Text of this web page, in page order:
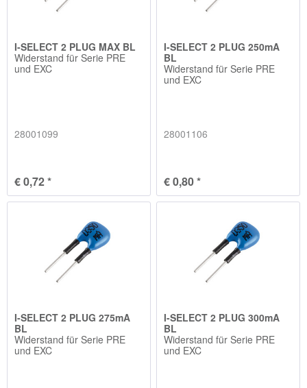
I-SELECT 2 PLUG MAX BL
Widerstand für Serie PRE
und EXC
28001099
€ 0,72 *
I-SELECT 2 PLUG 250mA
BL
Widerstand für Serie PRE
und EXC
28001106
€ 0,80 *
I-SELECT 2 PLUG 275mA
BL
Widerstand für Serie PRE
und EXC
I-SELECT 2 PLUG 300mA
BL
Widerstand für Serie PRE
und EXC